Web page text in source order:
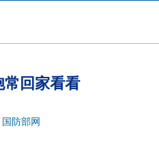
常回家看看
防部网